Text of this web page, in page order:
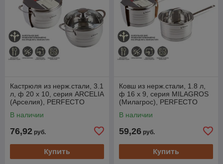
Кастрюля из нерж.стали, 3.1
л, ф 20 x 10, серия ARCELIA
(Арселия), PERFECTO
В наличии
76,92 руб.
Купить
Ковш из нерж.стали, 1.8 л,
ф 16 x 9, серия MILAGROS
(Милагрос), PERFECTO
В наличии
59,26 руб.
Купить